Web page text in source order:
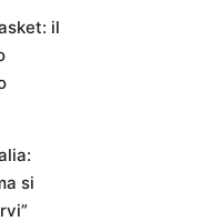
il
si